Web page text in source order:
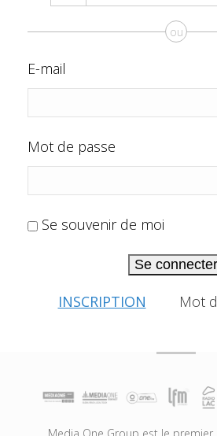
ou
E-mail
Mot de passe
Se souvenir de moi
Se connecter
INSCRIPTION Mot
Media One Group est le